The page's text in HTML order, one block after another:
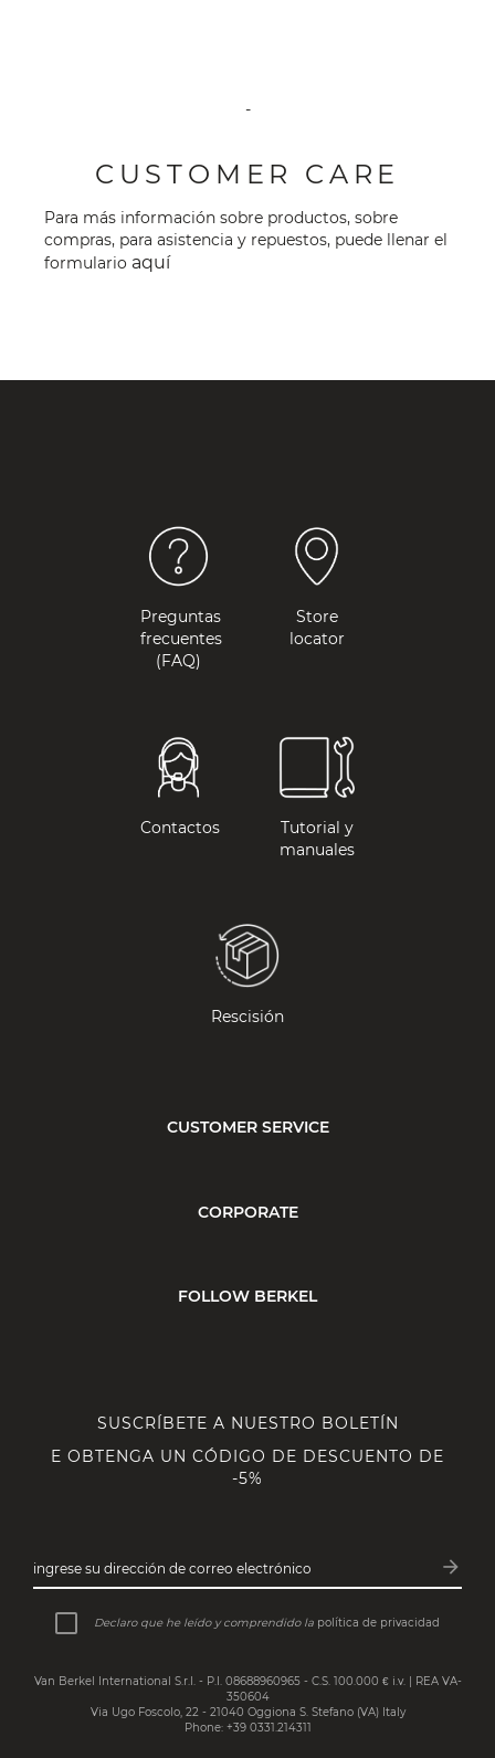
-
CUSTOMER CARE
Para más información sobre productos, sobre
compras, para asistencia y repuestos, puede llenar el
formulario aquí
Preguntas
frecuentes
(FAQ)
Store
locator
Contactos
Tutorial y
manuales
Rescisión
CUSTOMER SERVICE
CORPORATE
FOLLOW BERKEL
SUSCRÍBETE A NUESTRO BOLETÍN
E OBTENGA UN CÓDIGO DE DESCUENTO DE
-5%
ingrese su dirección de correo electrónico arrow_forward
Declaro que he leído y comprendido la política de privacidad
Van Berkel International S.r.l. - P.I. 08688960965 - C.S. 100.000 € i.v. | REA VA-
350604
Via Ugo Foscolo, 22 - 21040 Oggiona S. Stefano (VA) Italy
Phone: +39 0331.214311